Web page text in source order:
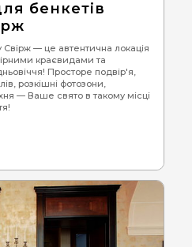
бенкетів
Свірж — це автентична локація
краєвидами та
Просторе подвір'я,
розкішні фотозони,
— Ваше свято в такому місці